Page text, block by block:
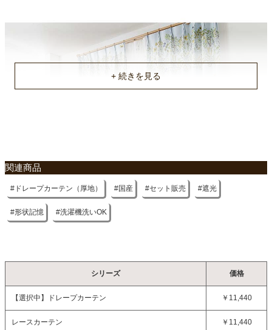
関連商品
ドレープカーテン（厚地） 国産 セット販売 遮光
形状記憶 洗濯機洗いOK
シリーズ 価格
【選択中】 ドレープカーテン ￥11,440
レースカーテン ￥11,440